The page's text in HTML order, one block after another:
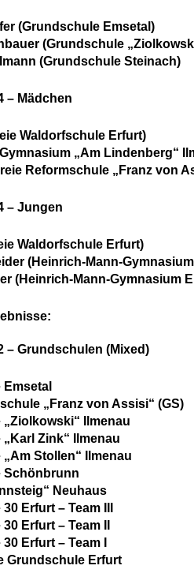
(Grundschule Emsetal)
(Grundschule
(Grundschule Steinach)
– Mädchen
Waldorfschule Erfurt)
„Am Lindenberg“
Reformschule „Franz von
– Jungen
Waldorfschule Erfurt)
(Heinrich-Mann-
(Heinrich-Mann-Gymnasium
– Grundschulen (Mixed)
„Franz von Assisi“ (GS)
Ilmenau
Zink“ Ilmenau
Stollen“ Ilmenau
Schönbrunn
Neuhaus
Erfurt – Team III
Erfurt – Team II
Erfurt – Team I
Grundschule Erfurt